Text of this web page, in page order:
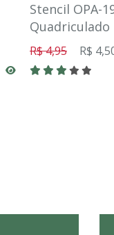
Stencil OPA-
Quadriculado
R$ 4,95 R$